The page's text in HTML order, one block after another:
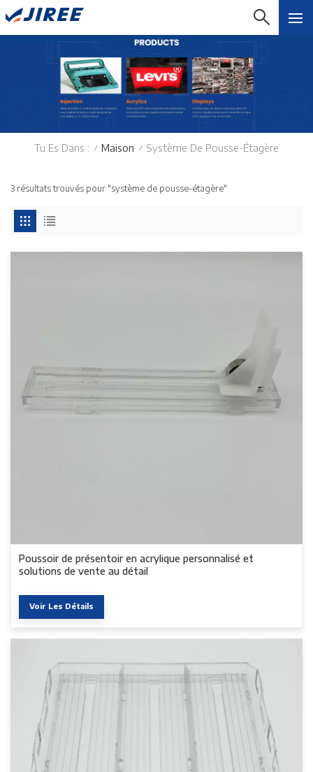
Tu Es Dans : / Maison / Système De Pousse-Étagère
3 résultats trouvés pour "système de pousse-étagère"
Poussoir de présentoir en acrylique personnalisé et
solutions de vente au détail
Voir Les Détails